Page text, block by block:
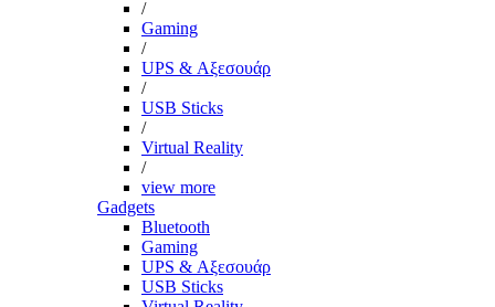
/
Gaming
/
UPS & Αξεσουάρ
/
USB Sticks
/
Virtual Reality
/
view more
Gadgets
Bluetooth
Gaming
UPS & Αξεσουάρ
USB Sticks